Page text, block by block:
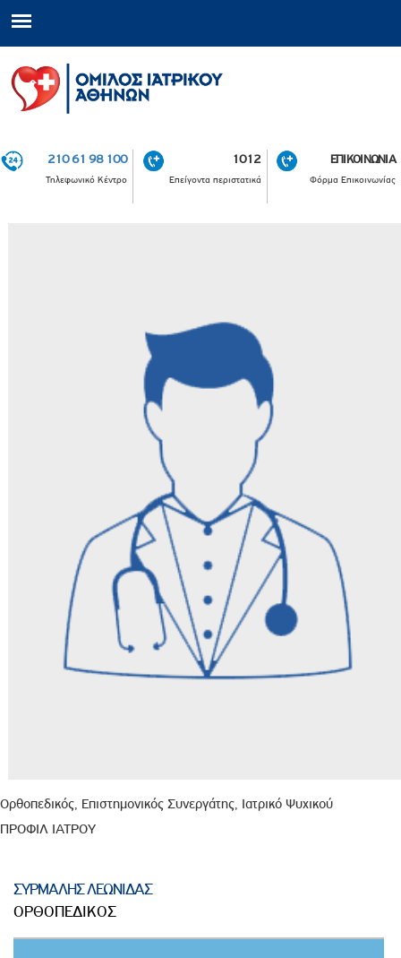
210 61 98 100
Τηλεφωνικό Κέντρο
1012
Επείγοντα περιστατικά
ΕΠΙΚΟΙΝΩΝΙΑ
Φόρμα Επικοινωνίας
Ορθοπεδικός, Επιστημονικός Συνεργάτης, Ιατρικό Ψυχικού
ΠΡΟΦΙΛ ΙΑΤΡΟΥ
ΣΥΡΜΑΛΗΣ ΛΕΩΝΙΔΑΣ
ΟΡΘΟΠΕΔΙΚΟΣ